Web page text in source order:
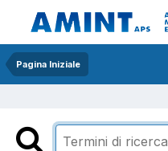
Pagina Iniziale